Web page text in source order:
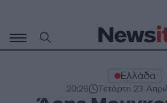
περιεχόμενο
Ελλάδα
20:26 Τετάρτη 23